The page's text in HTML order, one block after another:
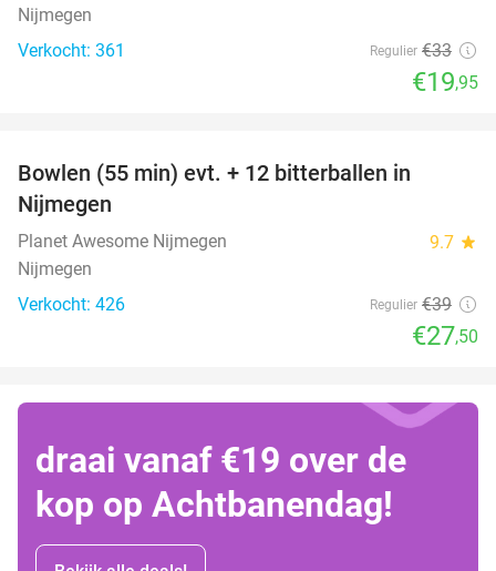
Nijmegen
Verkocht: 361
Regulier €33
€19,95
Bowlen (55 min) evt. + 12 bitterballen in
Nijmegen
Planet Awesome Nijmegen 9.7 star
Nijmegen
Verkocht: 426
Regulier €39
€27,50
draai vanaf €19 over de
kop op Achtbanendag!